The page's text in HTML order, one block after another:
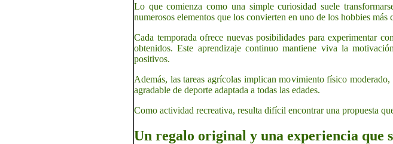
Lo que comienza como una simple curiosidad suele
numerosos elementos que los convierten en uno de los hobbies más
Cada temporada ofrece nuevas posibilidades para experimentar
obtenidos. Este aprendizaje continuo mantiene viva la
positivos.
Además, las tareas agrícolas implican movimiento físico
agradable de deporte adaptada a todas las edades.
Como actividad recreativa, resulta difícil encontrar una propuesta
Un regalo original y una experiencia que